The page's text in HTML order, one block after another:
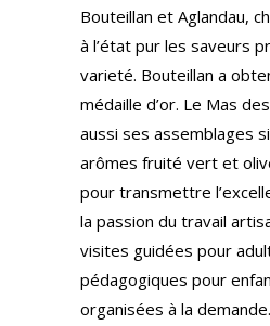
Bouteillan et Aglandau,
à l’état pur les saveurs
varieté. Bouteillan a
médaille d’or. Le Mas
aussi ses assemblages
arômes fruité vert et
pour transmettre
la passion du travail
visites guidées pour
pédagogiques pour
organisées à la